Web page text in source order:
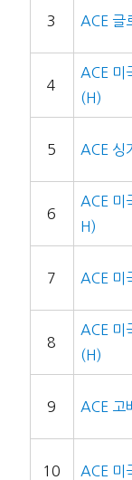
3 ACE 글
4
ACE 미
(H)
5 ACE 싱
6
ACE 미
H)
7 ACE 미
8
ACE 미
(H)
9 ACE 고
10 ACE 미